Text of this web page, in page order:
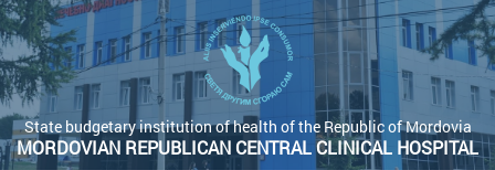
State budgetary institution of health of the Republic of Mordovia
MORDOVIAN REPUBLICAN CENTRAL CLINICAL HOSPITAL